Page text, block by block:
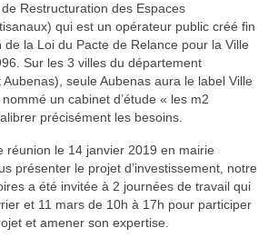
Restructuration des Espaces
qui est un opérateur public créé fin
de la Loi du Pacte de Relance pour la Ville
Sur les 3 villes du département
Aubenas), seule Aubenas aura le label Ville
nommé un cabinet d’étude « les m2
précisément les besoins.
réunion le 14 janvier 2019 en mairie
présenter le projet d’investissement, notre
a été invitée à 2 journées de travail qui
et 11 mars de 10h à 17h pour participer
et amener son expertise.